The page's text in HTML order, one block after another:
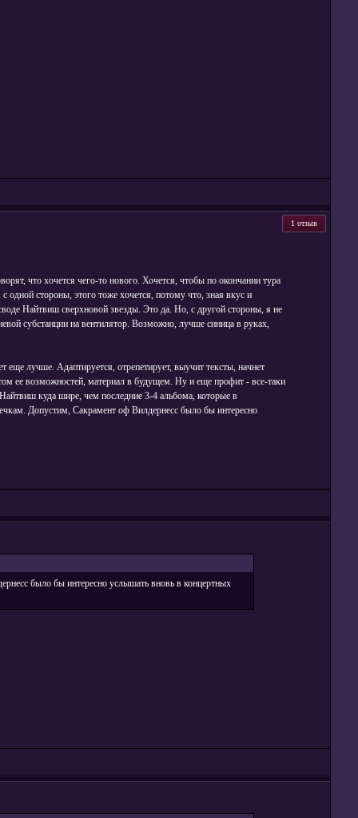
1 отзыв
что хочется чего-то нового. Хочется, чтобы по окончании тура
стороны, этого тоже хочется, потому что, зная вкус и
Найтвиш сверхновой звезды. Это да. Но, с другой стороны, я не
субстанции на вентилятор. Возможно, лучше синица в руках,
лучше. Адаптируется, отрепетирует, выучит тексты, начнет
ее возможностей, материал в будущем. Ну и еще профит - все-таки
куда шире, чем последние 3-4 альбома, которые в
Допустим, Сакрамент оф Вилдернесс было бы интересно
было бы интересно услышать вновь в концертных